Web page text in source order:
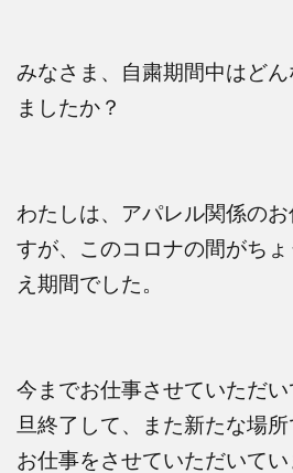
みなさま、自粛期間中はど
ましたか？
わたしは、アパレル関係の
すが、このコロナの間がち
え期間でした。
今までお仕事させていただ
旦終了して、また新たな場
お仕事をさせていただいてい